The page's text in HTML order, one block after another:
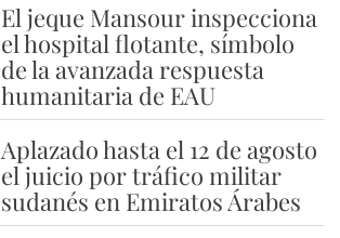
El jeque Mansour inspecciona
el hospital flotante, símbolo
de la avanzada respuesta
humanitaria de EAU
Aplazado hasta el 12 de agosto
el juicio por tráfico militar
sudanés en Emiratos Árabes